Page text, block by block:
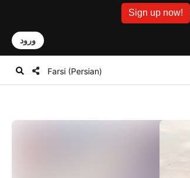
Sign up now!
ورود
Farsi (Persian)